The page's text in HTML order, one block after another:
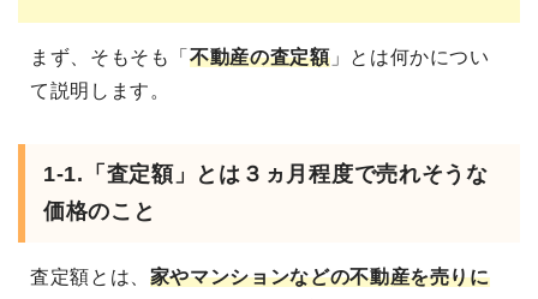
まず、そもそも「不動産の査定額」とは何かについ
て説明します。
1-1.「査定額」とは３ヵ月程度で売れそうな
価格のこと
査定額とは、 家やマンションなどの不動産を売りに